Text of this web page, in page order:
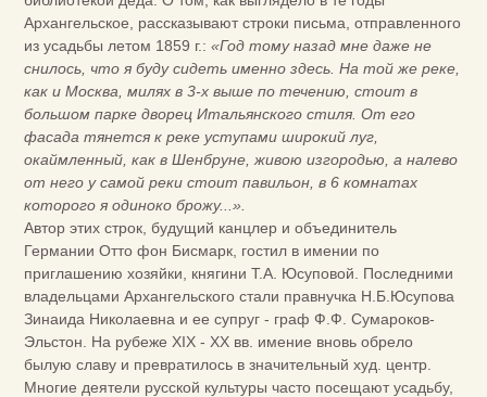
Архангельское, рассказывают строки письма, отправленного
из усадьбы летом 1859 г.: «Год тому назад мне даже не
снилось, что я буду сидеть именно здесь. На той же реке,
как и Москва, милях в 3-х выше по течению, стоит в
большом парке дворец Итальянского стиля. От его
фасада тянется к реке уступами широкий луг,
окаймленный, как в Шенбруне, живою изгородью, а налево
от него у самой реки стоит павильон, в 6 комнатах
которого я одиноко брожу...».
Автор этих строк, будущий канцлер и объединитель
Германии Отто фон Бисмарк, гостил в имении по
приглашению хозяйки, княгини Т.А. Юсуповой. Последними
владельцами Архангельского стали правнучка Н.Б.Юсупова
Зинаида Николаевна и ее супруг - граф Ф.Ф. Сумароков-
Эльстон. На рубеже XIX - XX вв. имение вновь обрело
былую славу и превратилось в значительный худ. центр.
Многие деятели русской культуры часто посещают усадьбу,